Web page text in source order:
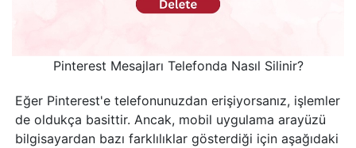
Pinterest Mesajları Telefonda Nasıl Silinir?
Eğer Pinterest'e telefonunuzdan erişiyorsanız, işlemler
de oldukça basittir. Ancak, mobil uygulama arayüzü
bilgisayardan bazı farklılıklar gösterdiği için aşağıdaki